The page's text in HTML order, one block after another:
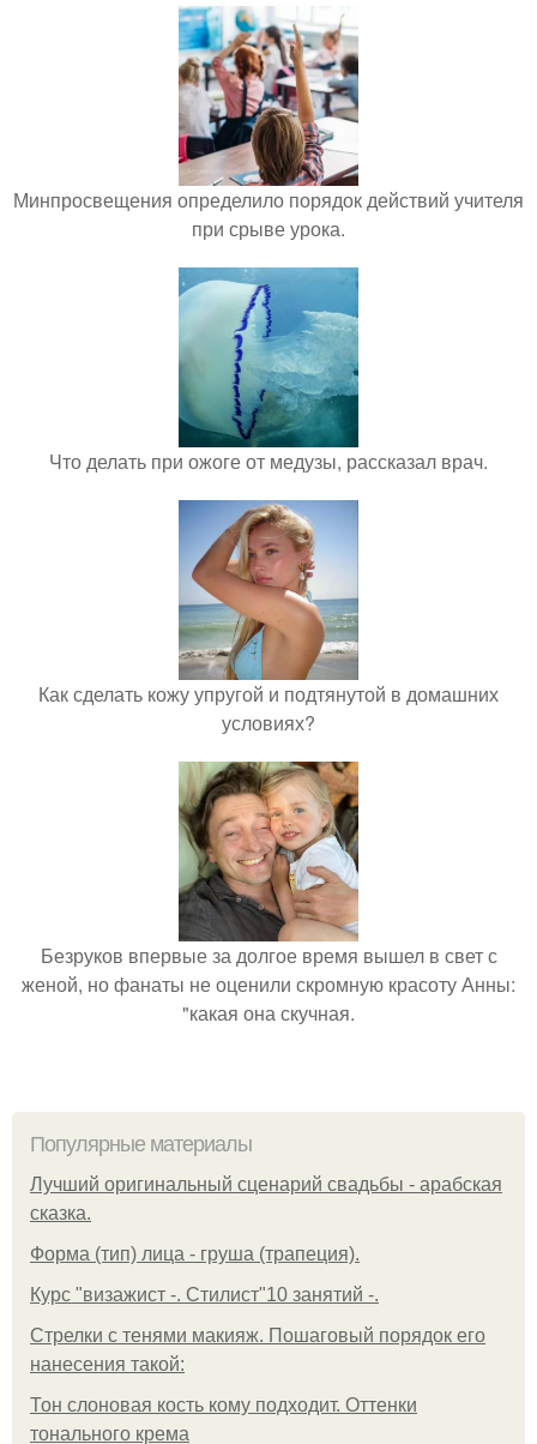
Минпросвещения определило порядок действий учителя
при срыве урока.
Что делать при ожоге от медузы, рассказал врач.
Как сделать кожу упругой и подтянутой в домашних
условиях?
Безруков впервые за долгое время вышел в свет с
женой, но фанаты не оценили скромную красоту Анны:
"какая она скучная.
Популярные материалы
Лучший оригинальный сценарий свадьбы - арабская
сказка.
Форма (тип) лица - груша (трапеция).
Курс "визажист -. Стилист"10 занятий -.
Стрелки с тенями макияж. Пошаговый порядок его
нанесения такой:
Тон слоновая кость кому подходит. Оттенки
тонального крема